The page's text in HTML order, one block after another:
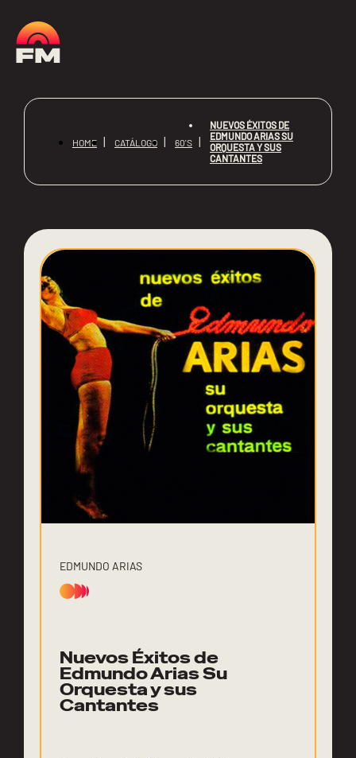
HOME CATÁLOGO 60'S
NUEVOS ÉXITOS DE
EDMUNDO ARIAS SU
ORQUESTA Y SUS
CANTANTES
EDMUNDO ARIAS
Nuevos Éxitos de
Edmundo Arias Su
Orquesta y sus
Cantantes